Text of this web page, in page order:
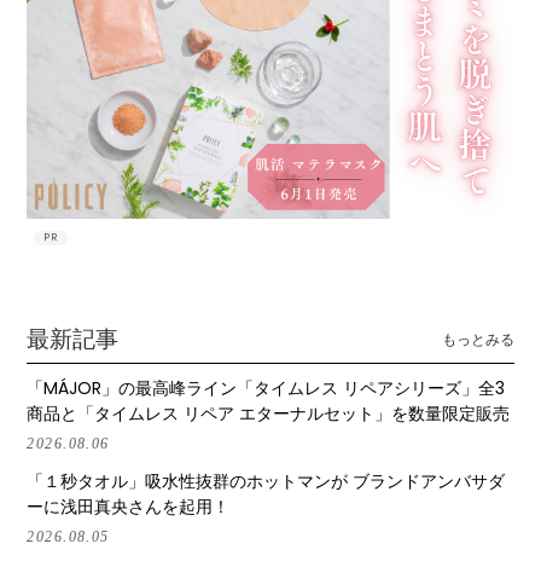
PR
最新記事 もっとみる
「MÁJOR」の最高峰ライン「タイムレス リペアシリーズ」全3
商品と「タイムレス リペア エターナルセット」を数量限定販売
2026.08.06
「１秒タオル」吸水性抜群のホットマンが ブランドアンバサダ
ーに浅田真央さんを起用！
2026.08.05